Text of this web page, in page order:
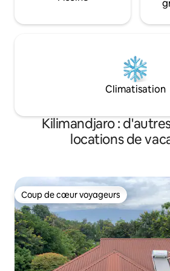
Climatisation
Kilimandjaro :
locations de
Coup de cœur voyageurs
Coup de cœur voyageurs